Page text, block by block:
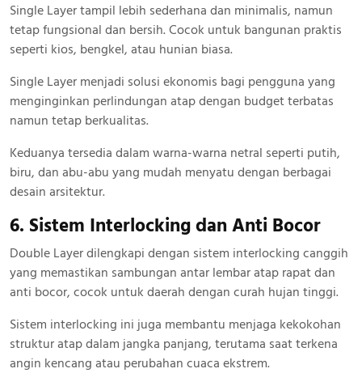
Single Layer tampil lebih sederhana dan minimalis, namun
tetap fungsional dan bersih. Cocok untuk bangunan praktis
seperti kios, bengkel, atau hunian biasa.
Single Layer menjadi solusi ekonomis bagi pengguna yang
menginginkan perlindungan atap dengan budget terbatas
namun tetap berkualitas.
Keduanya tersedia dalam warna-warna netral seperti putih,
biru, dan abu-abu yang mudah menyatu dengan berbagai
desain arsitektur.
6. Sistem Interlocking dan Anti Bocor
Double Layer dilengkapi dengan sistem interlocking canggih
yang memastikan sambungan antar lembar atap rapat dan
anti bocor, cocok untuk daerah dengan curah hujan tinggi.
Sistem interlocking ini juga membantu menjaga kekokohan
struktur atap dalam jangka panjang, terutama saat terkena
angin kencang atau perubahan cuaca ekstrem.